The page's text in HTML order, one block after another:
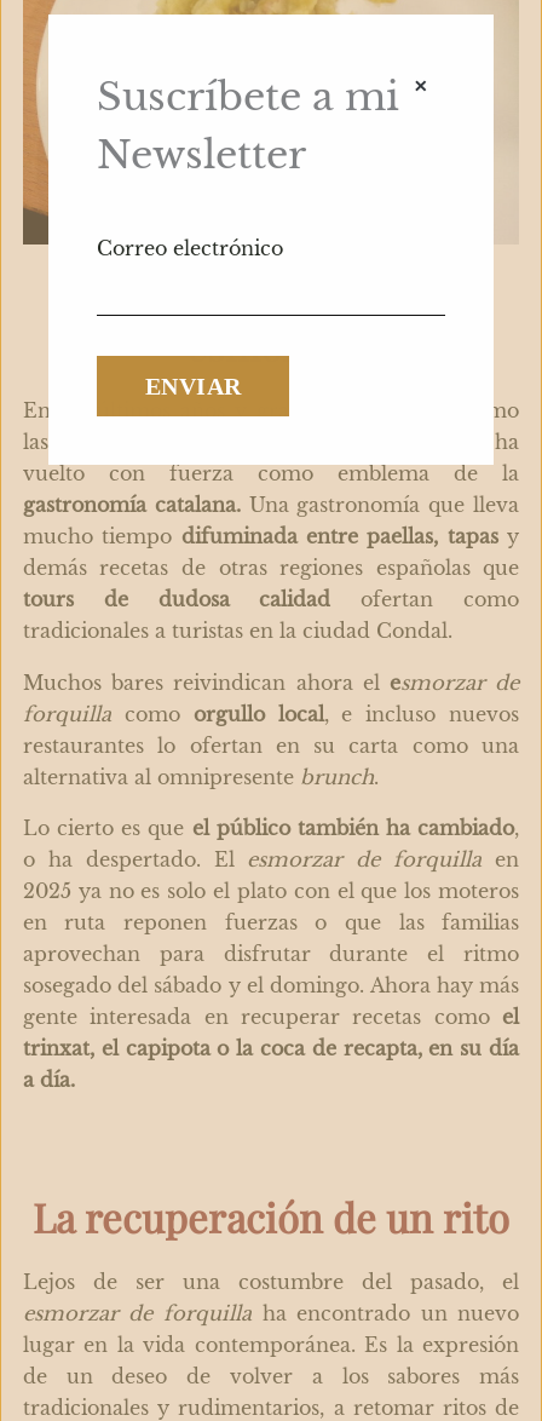
esmorzar
En los últimos años y gracias a iniciativas como
las de Albert Molins, el
ha
vuelto con fuerza como emblema de la
gastronomía catalana. Una gastronomía que lleva
mucho tiempo difuminada entre paellas, tapasy
demás recetas de otras regiones españolas que
tours de dudosa calidad ofertan como
tradicionales a turistas en la ciudad Condal.
Muchos bares reivindican ahora el esmorzar de
forquillacomo orgullo local, e incluso nuevos
restaurantes lo ofertan en su carta como una
alternativa al omnipresente brunch.
Lo cierto es que el público también ha cambiado,
o ha despertado. El esmorzar de forquilla en
2025 ya no es solo el plato con el que los moteros
en ruta reponen fuerzas o que las familias
aprovechan para disfrutar durante el ritmo
sosegado del sábado y el domingo. Ahora haymás
gente interesada en recuperar recetas como el
trinxat, el capipota o la coca de recapta, en su día
a día.
La recuperación de un rito
Lejos de ser una costumbre del pasado, el
esmorzar de forquillaha encontrado un nuevo
lugar en la vida contemporánea. Es la expresión
de un deseo de volver a los sabores más
tradicionales y rudimentarios, a retomar ritos de
Suscríbete a mi
Newsletter
Correo electrónico
×